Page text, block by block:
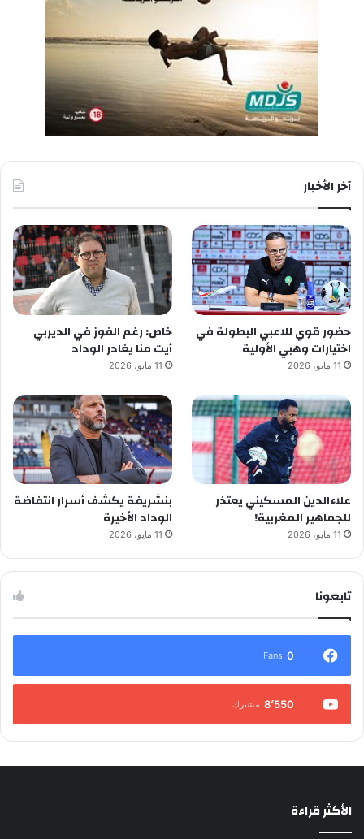
آخر الأخبار
حضور قوي للاعبي البطولة في
اختيارات وهبي الأولية
11 مايو، 2026
خاص: رغم الفوز في الديربي
أيت منا يغادر الوداد
11 مايو، 2026
علاءالدين المسكيني يعتذر
للجماهير المغربية!
11 مايو، 2026
بنشريفة يكشف أسرار انتفاضة
الوداد الأخيرة
11 مايو، 2026
تابعونا
0
Fans
8٬550 مشترك
الأكثر قراءة